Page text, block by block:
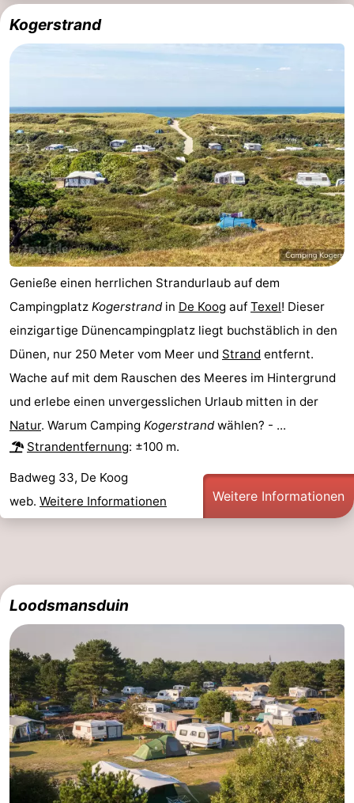
Ferienhäuser
-
Eibernest
't
Hoogelandt
-
Beach
Park
Texel
-
Buytenveldt
-
De
Krim
-
EuroParcs
Texel
-
Kustpark
Texel
-
Sluftervallei
-
Strandhuys
-
Villapark
Residentie
-
Villapark
Vogelmient
Hotels
Zimmer
Sehen
&
tun
-
Museen
-
Denkmäler
-
Kirchen
-
Mühlen
-
Kogerstrand
Genieße einen herrlichen Strandurlaub auf dem
Campingplatz Kogerstrandin De Koog auf Texel! Dieser
einzigartige Dünencampingplatz liegt buchstäblich in den
Dünen, nur 250 Meter vom Meer und Strand entfernt.
Wache auf mit dem Rauschen des Meeres im Hintergrund
und erlebe einen unvergesslichen Urlaub mitten in der
Natur. Warum Camping Kogerstrandwählen? - ...
Strandentfernung: ±100 m.
Badweg 33, De Koog
web. Weitere Informationen Weitere Informationen
Loodsmansduin